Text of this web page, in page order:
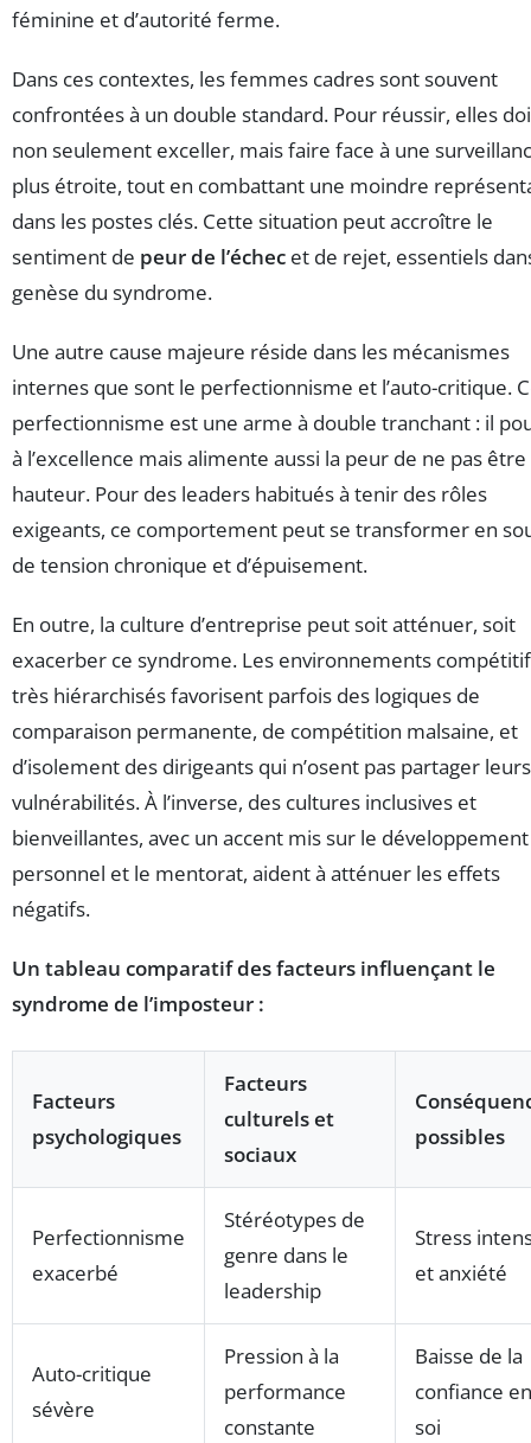
féminine et d’autorité ferme.
Dans ces contextes, les femmes cadres sont souvent
confrontées à un double standard. Pour réussir, elles
non seulement exceller, mais faire face à une
plus étroite, tout en combattant une moindre
dans les postes clés. Cette situation peut accroître le
sentiment de peur de l’échec et de rejet, essentiels
genèse du syndrome.
Une autre cause majeure réside dans les mécanismes
internes que sont le perfectionnisme et l’auto-critique.
perfectionnisme est une arme à double tranchant : il
à l’excellence mais alimente aussi la peur de ne pas être
hauteur. Pour des leaders habitués à tenir des rôles
exigeants, ce comportement peut se transformer en
de tension chronique et d’épuisement.
En outre, la culture d’entreprise peut soit atténuer, soit
exacerber ce syndrome. Les environnements
très hiérarchisés favorisent parfois des logiques de
comparaison permanente, de compétition malsaine, et
d’isolement des dirigeants qui n’osent pas partager leurs
vulnérabilités. À l’inverse, des cultures inclusives et
bienveillantes, avec un accent mis sur le développement
personnel et le mentorat, aident à atténuer les effets
négatifs.
Un tableau comparatif des facteurs influençant le
syndrome de l’imposteur :
Facteurs
psychologiques
Facteurs
culturels et
sociaux
possibles
Perfectionnisme
exacerbé
Stéréotypes de
genre dans le
leadership
Stress
et anxiété
Auto-critique
sévère
Pression à la
performance
constante
Baisse de la
confiance en
soi